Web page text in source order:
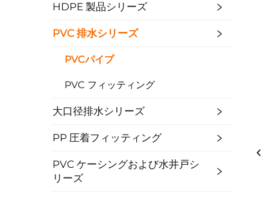
HDPE 製品シリーズ
PVC 排水シリーズ
PVCパイプ
PVC フィッティング
大口径排水シリーズ
PP 圧着フィッティング
PVC ケーシングおよび水井戸シ
リーズ